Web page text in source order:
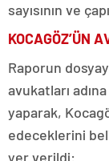
sayısının ve
KOCAGÖZ’ÜN
Raporun
avukatları
yaparak,
edeceklerini
yer verildi: